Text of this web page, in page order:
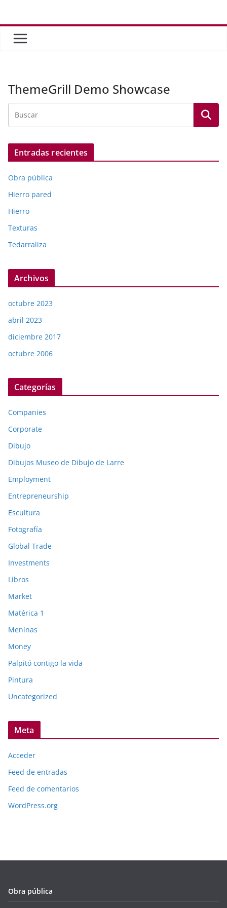
contenido
ThemeGrill Demo Showcase
Entradas recientes
Obra pública
Hierro pared
Hierro
Texturas
Tedarraliza
Archivos
octubre 2023
abril 2023
diciembre 2017
octubre 2006
Categorías
Companies
Corporate
Dibujo
Dibujos Museo de Dibujo de Larre
Employment
Entrepreneurship
Escultura
Fotografía
Global Trade
Investments
Libros
Market
Matérica 1
Meninas
Money
Palpitó contigo la vida
Pintura
Uncategorized
Meta
Acceder
Feed de entradas
Feed de comentarios
WordPress.org
Obra pública